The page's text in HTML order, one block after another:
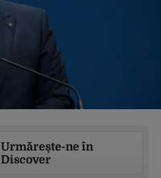
Urmărește-ne în
Discover